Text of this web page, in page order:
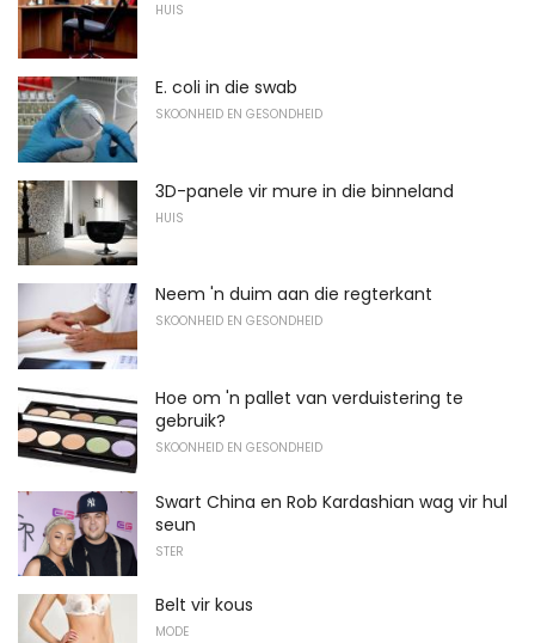
HUIS
E. coli in die swab
SKOONHEID EN GESONDHEID
3D-panele vir mure in die binneland
HUIS
Neem 'n duim aan die regterkant
SKOONHEID EN GESONDHEID
Hoe om 'n pallet van verduistering te
gebruik?
SKOONHEID EN GESONDHEID
Swart China en Rob Kardashian wag vir hul
seun
STER
Belt vir kous
MODE